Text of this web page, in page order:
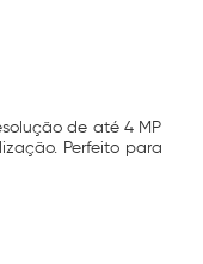
de até 4 MP
Perfeito para